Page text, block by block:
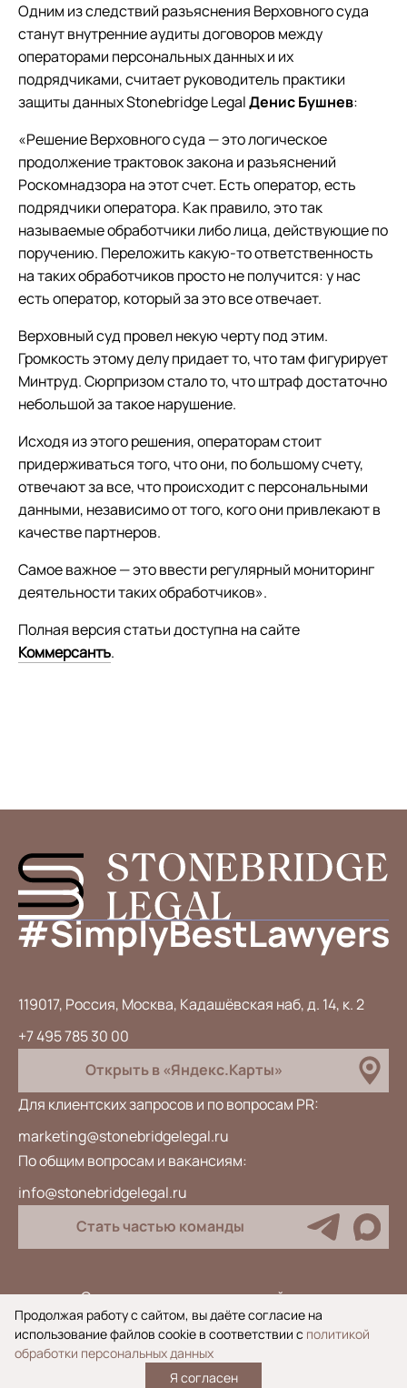
Одним из следствий разъяснения Верховного суда
станут внутренние аудиты договоров между
операторами персональных данных и их
подрядчиками, считает руководитель практики
защиты данных Stonebridge LegalДенис Бушнев:
«Решение Верховного суда — это логическое
продолжение трактовок закона и разъяснений
Роскомнадзора на этот счет. Есть оператор, есть
подрядчики оператора. Как правило, это так
называемые обработчики либо лица, действующие по
поручению. Переложить какую-то ответственность
на таких обработчиков просто не получится: у нас
есть оператор, который за это все отвечает.
Верховный суд провел некую черту под этим.
Громкость этому делу придает то, что там фигурирует
Минтруд. Сюрпризом стало то, что штраф достаточно
небольшой за такое нарушение.
Исходя из этого решения, операторам стоит
придерживаться того, что они, по большому счету,
отвечают за все, что происходит с персональными
данными, независимо от того, кого они привлекают в
качестве партнеров.
Самое важное — это ввести регулярный мониторинг
деятельности таких обработчиков».
Полная версия статьи доступна на сайте
Коммерсантъ.
119017, Россия, Москва, Кадашёвская наб, д. 14, к. 2
+7 495 785 30 00
Открыть в «Яндекс.Карты»
Для клиентских запросов и по вопросам PR:
marketing@stonebridgelegal.ru
По общим вопросам и вакансиям:
info@stonebridgelegal.ru
Стать частью команды
Специальная оценка условий труда
Антикоррупционная политика
Политика обработки персональных данных
Продолжая работу с сайтом, вы даёте согласие на
использование файлов cookie в соответствии с политикой
обработки персональных данных
Я согласен